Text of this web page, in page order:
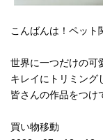
こんばんは！ペット
世界に一つだけの可
キレイにトリミング
皆さんの作品をつけ
買い物移動